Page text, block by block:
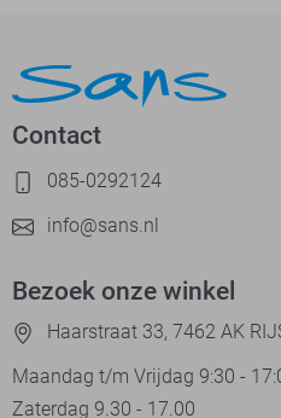
Contact
085-0292124
info@sans.nl
Bezoek onze winkel
Haarstraat 33, 7462 AK
Maandag t/m Vrijdag 9:30 -
Zaterdag 9.30 - 17.00